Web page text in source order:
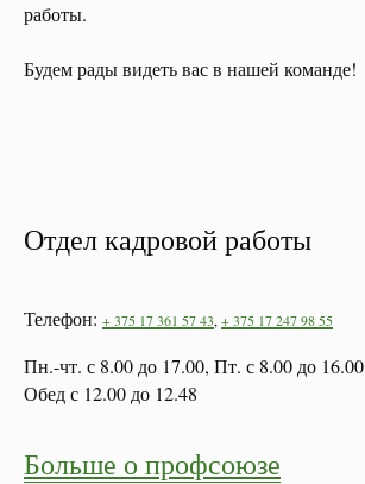
работы.
Будем рады видеть вас в нашей команде!
Отдел кадровой работы
Телефон: + 375 17 361 57 43, + 375 17 247 98 55
Пн.-чт. с 8.00 до 17.00, Пт. с 8.00 до 16.00
Обед с 12.00 до 12.48
Больше о профсоюзе